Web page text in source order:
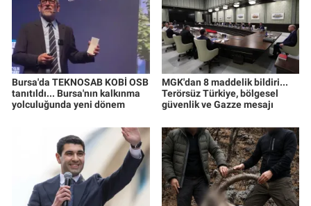
Bursa'da TEKNOSAB KOBİ OSB
tanıtıldı... Bursa'nın kalkınma
yolculuğunda yeni dönem
MGK'dan 8 maddelik bildiri...
Terörsüz Türkiye, bölgesel
güvenlik ve Gazze mesajı